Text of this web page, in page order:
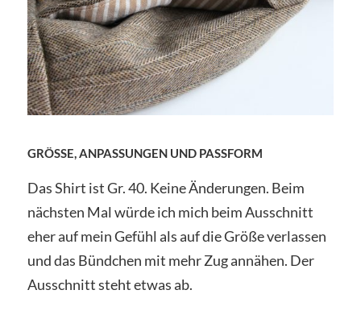
GRÖSSE, ANPASSUNGEN UND PASSFORM
Das Shirt ist Gr. 40. Keine Änderungen. Beim
nächsten Mal würde ich mich beim Ausschnitt
eher auf mein Gefühl als auf die Größe verlassen
und das Bündchen mit mehr Zug annähen. Der
Ausschnitt steht etwas ab.